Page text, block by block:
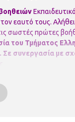
εαυτό τους.
σωστές πρώτες
του Τμήματος
Σε συνεργασία με